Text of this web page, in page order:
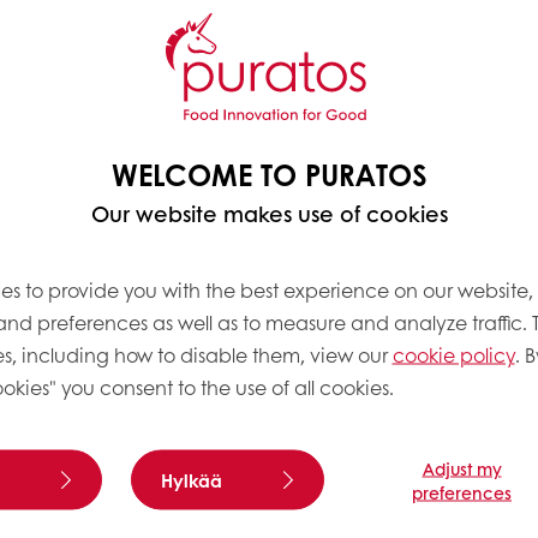
moist cake -
avulla valmistat
Tegral Satin Crème
Red Velvet -
Moist cake velvet tuotteen
kosteus on etu.
WELCOME TO PURATOS
Our website makes use of cookies
to provide you with the best experience on our
preferences as well as to measure and analyze traffic.
including how to disable them, view ourcookie policy.
you consent to the use of all cookies.
Hylkää
Adjust my
preferences